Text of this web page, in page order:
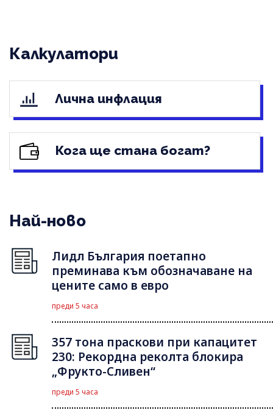
Калкулатори
Лична инфлация
Кога ще стана богат?
Най-ново
Лидл България поетапно
преминава към обозначаване на
цените само в евро
преди 5 часа
357 тона праскови при капацитет
230: Рекордна реколта блокира
„Фрукто-Сливен“
преди 5 часа